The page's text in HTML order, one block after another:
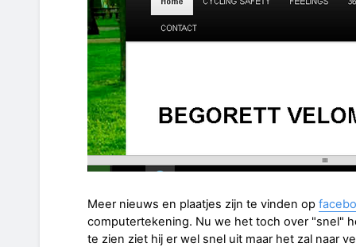
Meer nieuws en plaatjes zijn te vinden op
computertekening. Nu we het toch over "snel"
te zien ziet hij er wel snel uit maar het zal naar